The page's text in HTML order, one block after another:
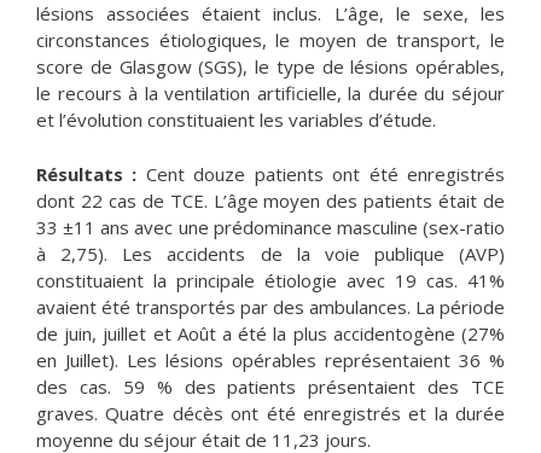
lésions associées étaient inclus. L’âge, le sexe, les
circonstances étiologiques, le moyen de transport, le
score de Glasgow (SGS), le type de lésions opérables,
le recours à la ventilation artificielle, la durée du séjour
et l’évolution constituaient les variables d’étude.
Résultats : Cent douze patients ont été enregistrés
dont 22 cas de TCE. L’âge moyen des patients était de
33 ±11 ans avec une prédominance masculine (sex-ratio
à 2,75). Les accidents de la voie publique (AVP)
constituaient la principale étiologie avec 19 cas. 41%
avaient été transportés par des ambulances. La période
de juin, juillet et Août a été la plus accidentogène (27%
en Juillet). Les lésions opérables représentaient 36 %
des cas. 59 % des patients présentaient des TCE
graves. Quatre décès ont été enregistrés et la durée
moyenne du séjour était de 11,23 jours.